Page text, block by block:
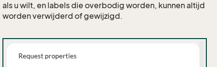
als u wilt, en labels die overbodig worden, kunnen altijd
worden verwijderd of gewijzigd.